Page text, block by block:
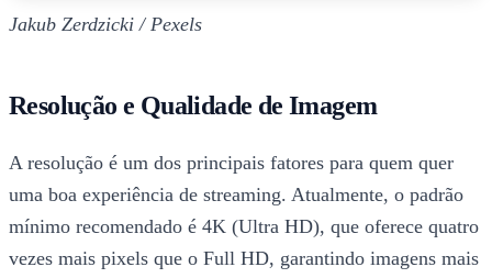
Jakub Zerdzicki / Pexels
Resolução e Qualidade de Imagem
A resolução é um dos principais fatores para quem quer
uma boa experiência de streaming. Atualmente, o padrão
mínimo recomendado é 4K (Ultra HD), que oferece quatro
vezes mais pixels que o Full HD, garantindo imagens mais